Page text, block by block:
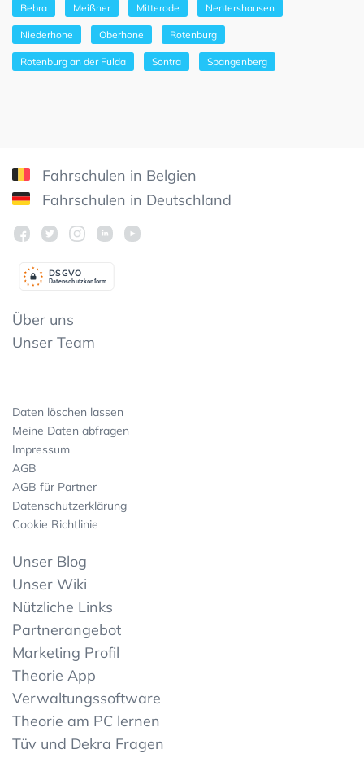
Bebra Meißner Mitterode Nentershausen
Niederhone Oberhone Rotenburg
Rotenburg an der Fulda Sontra Spangenberg
Fahrschulen in Belgien
Fahrschulen in Deutschland
Datenschutzkonform
DSGVO
Über uns
Unser Team
Daten löschen lassen
Meine Daten abfragen
Impressum
AGB
AGB für Partner
Datenschutzerklärung
Cookie Richtlinie
Unser Blog
Unser Wiki
Nützliche Links
Partnerangebot
Marketing Profil
Theorie App
Verwaltungssoftware
Theorie am PC lernen
Tüv und Dekra Fragen